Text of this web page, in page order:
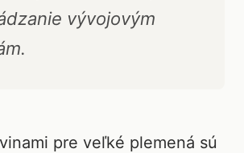
vývojovým
pre veľké plemená sú